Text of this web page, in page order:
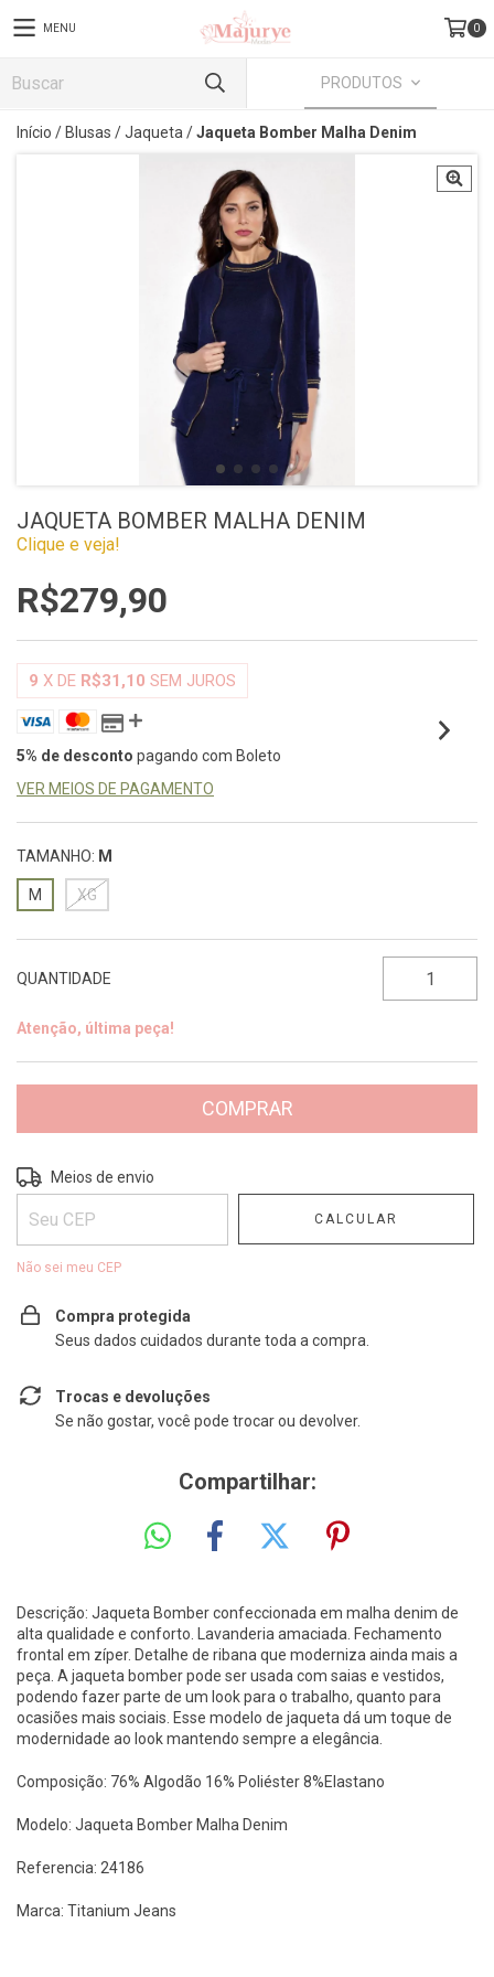
MENU 0
PRODUTOS
Início / Blusas /Jaqueta /Jaqueta Bomber Malha Denim
JAQUETA BOMBER MALHA DENIM
Clique e veja!
R$279,90
9 X DE R$31,10 SEM JUROS
5% de desconto pagando com Boleto
VER MEIOS DE PAGAMENTO
TAMANHO: M
M XG
QUANTIDADE
Atenção, última peça!
Entregas para o CEP:
Meios de envio
CALCULAR
Não sei meu CEP
Compra protegida
Seus dados cuidados durante toda a compra.
Trocas e devoluções
Se não gostar, você pode trocar ou devolver.
Compartilhar:
Descrição: Jaqueta Bomber confeccionada em malha denim de
alta qualidade e conforto. Lavanderia amaciada. Fechamento
frontal em zíper. Detalhe de ribana que moderniza ainda mais a
peça. A jaqueta bomber pode ser usada com saias e vestidos,
podendo fazer parte de um look para o trabalho, quanto para
ocasiões mais sociais. Esse modelo de jaqueta dá um toque de
modernidade ao look mantendo sempre a elegância.
Composição: 76% Algodão 16% Poliéster 8%Elastano
Modelo: Jaqueta Bomber Malha Denim
Referencia: 24186
Marca: Titanium Jeans